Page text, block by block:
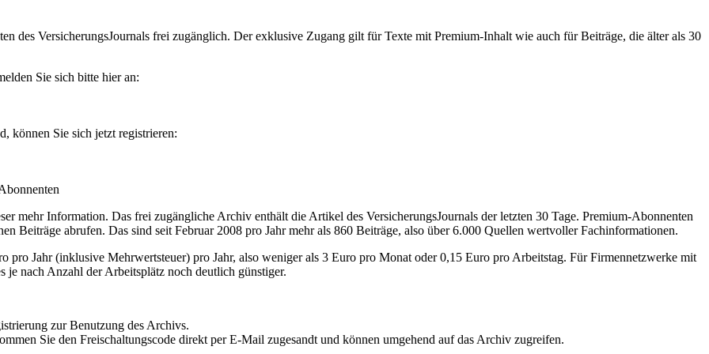
des VersicherungsJournals frei zugänglich. Der exklusive Zugang gilt für Texte mit Premium-Inhalt wie auch für Beiträge, die älter als 30
Sie sich bitte hier an:
können Sie sich jetzt registrieren:
mehr Information. Das frei zugängliche Archiv enthält die Artikel des VersicherungsJournals der letzten 30 Tage. Premium-Abonnenten
Beiträge abrufen. Das sind seit Februar 2008 pro Jahr mehr als 860 Beiträge, also über 6.000 Quellen wertvoller Fachinformationen.
pro Jahr (inklusive Mehrwertsteuer) pro Jahr, also weniger als 3 Euro pro Monat oder 0,15 Euro pro Arbeitstag. Für Firmennetzwerke mit
je nach Anzahl der Arbeitsplätz noch deutlich günstiger.
zur Benutzung des Archivs.
Sie den Freischaltungscode direkt per E-Mail zugesandt und können umgehend auf das Archiv zugreifen.